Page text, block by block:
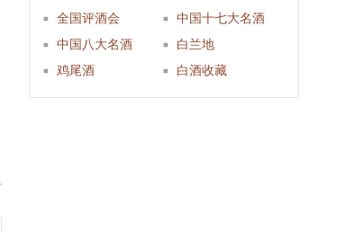
全国评酒会
中国十七大名酒
中国八大名酒
白兰地
鸡尾酒
白酒收藏